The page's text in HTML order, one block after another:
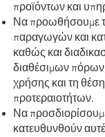
προϊόντων και
Να προωθήσουμε
παραγωγών και
καθώς και
διαθέσιμων
χρήσης και τη
προτεραιοτήτων.
Να
κατευθυνθούν